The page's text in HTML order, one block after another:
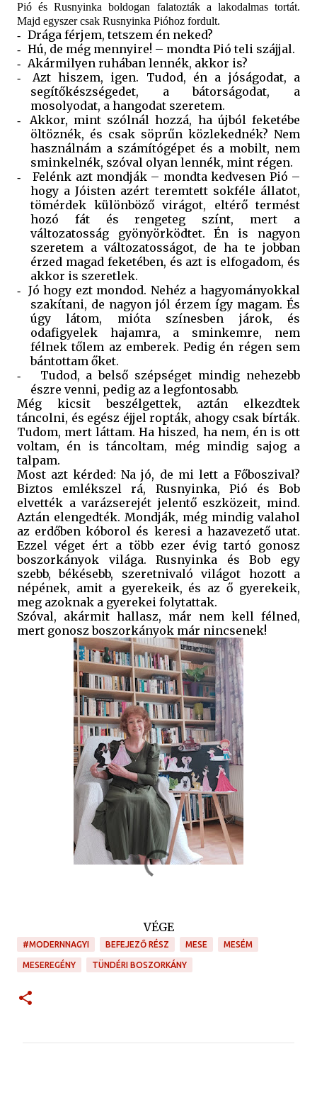
Pió és Rusnyinka boldogan falatozták a lakodalmas tortát.
Majd egyszer csak Rusnyinka Pióhoz fordult.
- Drága férjem, tetszem én neked?
- Hú, de még mennyire! – mondta Pió teli szájjal.
- Akármilyen ruhában lennék, akkor is?
-
Azt hiszem, igen. Tudod, én a jóságodat, a
segítőkészségedet, a bátorságodat, a
mosolyodat, a hangodat szeretem.
-
Akkor, mint szólnál hozzá, ha újból feketébe
öltöznék, és csak söprűn közlekednék? Nem
használnám a számítógépet és a mobilt, nem
sminkelnék, szóval olyan lennék, mint régen.
-
Felénk azt mondják – mondta kedvesen Pió –
hogy a Jóisten azért teremtett sokféle állatot,
tömérdek különböző virágot, eltérő termést
hozó fát és rengeteg színt, mert a
változatosság gyönyörködtet. Én is nagyon
szeretem a változatosságot, de ha te jobban
érzed magad feketében, és azt is elfogadom, és
akkor is szeretlek.
-
Jó hogy ezt mondod. Nehéz a hagyományokkal
szakítani, de nagyon jól érzem így magam. És
úgy látom, mióta színesben járok, és
odafigyelek hajamra, a sminkemre, nem
félnek tőlem az emberek. Pedig én régen sem
bántottam őket.
-
Tudod, a belső szépséget mindig nehezebb
észre venni, pedig az a legfontosabb.
Még kicsit beszélgettek, aztán elkezdtek
táncolni, és egész éjjel ropták, ahogy csak bírták.
Tudom, mert láttam. Ha hiszed, ha nem, én is ott
voltam, én is táncoltam, még mindig sajog a
talpam.
Most azt kérded: Na jó, de mi lett a Főboszival?
Biztos emlékszel rá, Rusnyinka, Pió és Bob
elvették a varázserejét jelentő eszközeit, mind.
Aztán elengedték. Mondják, még mindig valahol
az erdőben kóborol és keresi a hazavezető utat.
Ezzel véget ért a több ezer évig tartó gonosz
boszorkányok világa. Rusnyinka és Bob egy
szebb, békésebb, szeretnivaló világot hozott a
népének, amit a gyerekeik, és az ő gyerekeik,
meg azoknak a gyerekei folytattak.
Szóval, akármit hallasz, már nem kell félned,
mert gonosz boszorkányok már nincsenek!
VÉGE
#MODERNNAGYI BEFEJEZŐ RÉSZ MESE MESÉM
MESEREGÉNY TÜNDÉRI BOSZORKÁNY